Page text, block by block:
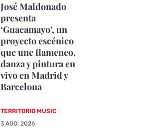
José Maldonado
presenta
‘Guacamayo’, un
proyecto escénico
que une flamenco,
danza y pintura en
vivo en Madrid y
Barcelona
TERRITORIO MUSIC
3 AGO, 2026